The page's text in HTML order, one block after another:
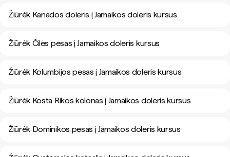
Žiūrėk Kanados doleris į Jamaikos doleris kursus
Žiūrėk Čilės pesas į Jamaikos doleris kursus
Žiūrėk Kolumbijos pesas į Jamaikos doleris kursus
Žiūrėk Kosta Rikos kolonas į Jamaikos doleris kursus
Žiūrėk Dominikos pesas į Jamaikos doleris kursus